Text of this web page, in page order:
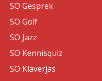
SO Gesprek
SO Golf
SO Jazz
SO Kennisquiz
SO Klaverjas